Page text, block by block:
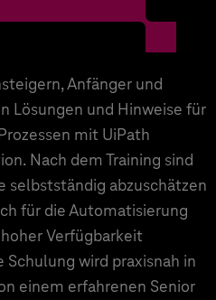
Anfänger und
Lösungen und Hinweise für
mit UiPath
Nach dem Training sind
selbstständig abzuschätzen
für die Automatisierung
Verfügbarkeit
wird praxisnah in
einem erfahrenen Senior